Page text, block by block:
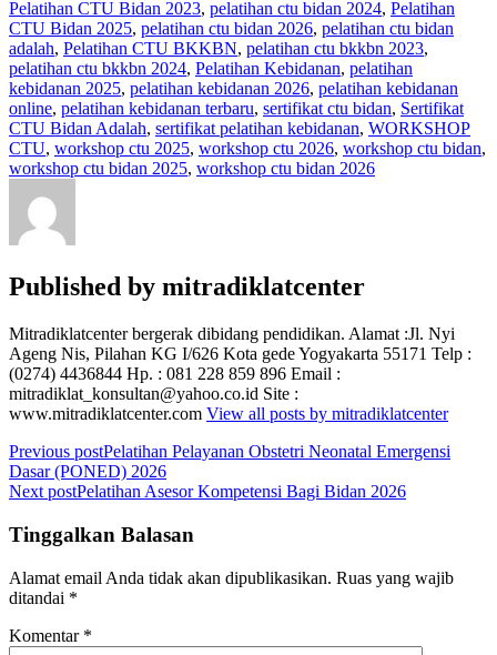
Pelatihan CTU Bidan 2023, pelatihan ctu bidan 2024, Pelatihan
CTU Bidan 2025, pelatihan ctu bidan 2026, pelatihan ctu bidan
adalah, Pelatihan CTU BKKBN, pelatihan ctu bkkbn 2023,
pelatihan ctu bkkbn 2024, Pelatihan Kebidanan, pelatihan
kebidanan 2025, pelatihan kebidanan 2026, pelatihan kebidanan
online, pelatihan kebidanan terbaru, sertifikat ctu bidan, Sertifikat
CTU Bidan Adalah, sertifikat pelatihan kebidanan, WORKSHOP
CTU, workshop ctu 2025, workshop ctu 2026, workshop ctu bidan,
workshop ctu bidan 2025, workshop ctu bidan 2026
Published by mitradiklatcenter
Mitradiklatcenter bergerak dibidang pendidikan. Alamat :Jl. Nyi
Ageng Nis, Pilahan KG I/626 Kota gede Yogyakarta 55171 Telp :
(0274) 4436844 Hp. : 081 228 859 896 Email :
mitradiklat_konsultan@yahoo.co.id Site :
www.mitradiklatcenter.com View all posts by mitradiklatcenter
Navigasi
pos
Previous postPelatihan Pelayanan Obstetri Neonatal Emergensi
Dasar (PONED) 2026
Next postPelatihan Asesor Kompetensi Bagi Bidan 2026
Tinggalkan Balasan
Alamat email Anda tidak akan dipublikasikan. Ruas yang wajib
ditandai *
Komentar *